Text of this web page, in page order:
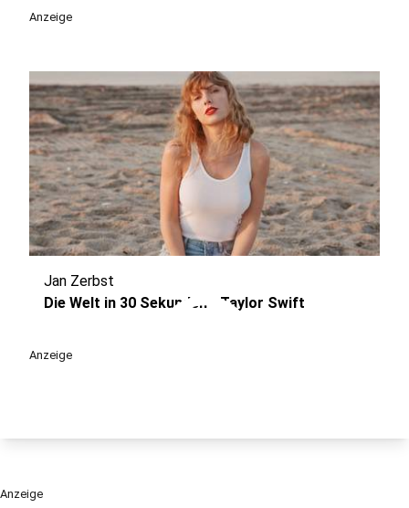
Anzeige
play_circle
Jan Zerbst
Die Welt in 30 Sekunden - Taylor Swift
Anzeige
Anzeige